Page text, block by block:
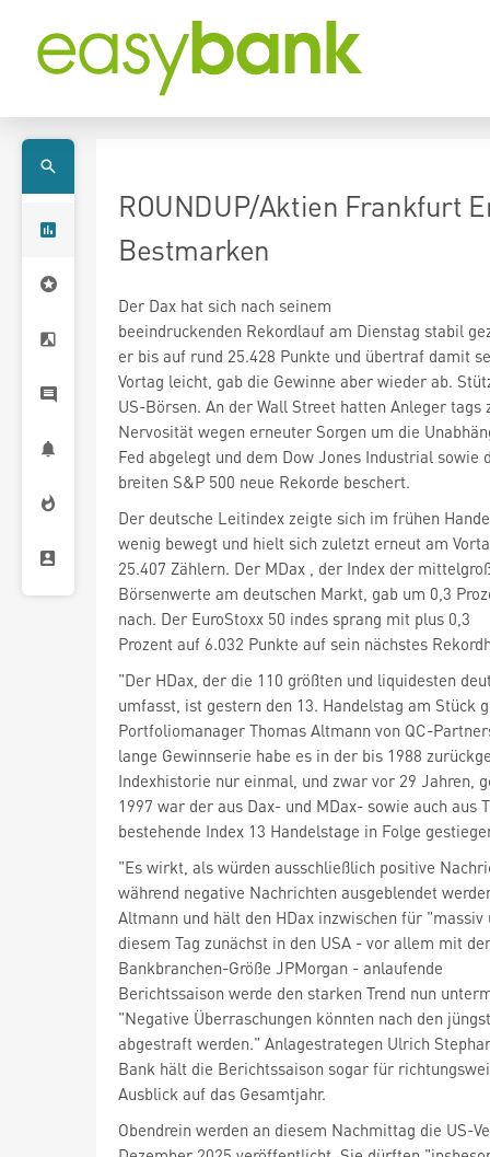
ROUNDUP/Aktien Frankfurt
Bestmarken
Der Dax hat sich nach seinem
beeindruckenden Rekordlauf am Dienstag stabil
er bis auf rund 25.428 Punkte und übertraf damit
Vortag leicht, gab die Gewinne aber wieder ab.
US-Börsen. An der Wall Street hatten Anleger tags
Nervosität wegen erneuter Sorgen um die
Fed abgelegt und dem Dow Jones Industrial sowie
breiten S&P 500 neue Rekorde beschert.
Der deutsche Leitindex zeigte sich im frühen
wenig bewegt und hielt sich zuletzt erneut am
25.407 Zählern. Der MDax , der Index der
Börsenwerte am deutschen Markt, gab um 0,3
nach. Der EuroStoxx 50 indes sprang mit plus 0,3
Prozent auf 6.032 Punkte auf sein nächstes
"Der HDax, der die 110 größten und liquidesten
umfasst, ist gestern den 13. Handelstag am Stück
Portfoliomanager Thomas Altmann von QC-
lange Gewinnserie habe es in der bis 1988
Indexhistorie nur einmal, und zwar vor 29 Jahren,
bestehende Index 13 Handelstage in Folge
"Es wirkt, als würden ausschließlich positive
während negative Nachrichten ausgeblendet
Altmann und hält den HDax inzwischen für
diesem Tag zunächst in den USA - vor allem mit
Bankbranchen-Größe JPMorgan - anlaufende
Berichtssaison werde den starken Trend nun
"Negative Überraschungen könnten nach den
abgestraft werden." Anlagestrategen Ulrich
Bank hält die Berichtssaison sogar für
Ausblick auf das Gesamtjahr.
Obendrein werden an diesem Nachmittag die US-